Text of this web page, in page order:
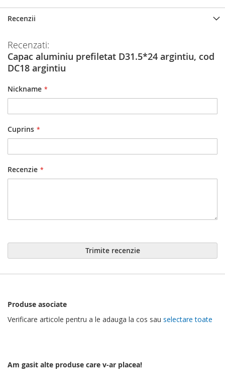
Recenzii
Recenzati:
Capac aluminiu prefiletat D31.5*24 argintiu, cod
DC18 argintiu
Nickname
Cuprins
Recenzie
Trimite recenzie
Produse asociate
Verificare articole pentru a le adauga la cos sau selectare toate
Am gasit alte produse care v-ar placea!